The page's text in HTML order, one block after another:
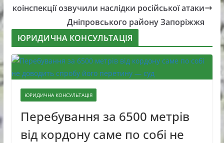
коінспекції озвучили наслідки російської атаки
Дніпровського району Запоріжжя
ЮРИДИЧНА КОНСУЛЬТАЦІЯ
ЮРИДИЧНА КОНСУЛЬТАЦІЯ
Перебування за 6500 метрів
від кордону саме по собі не